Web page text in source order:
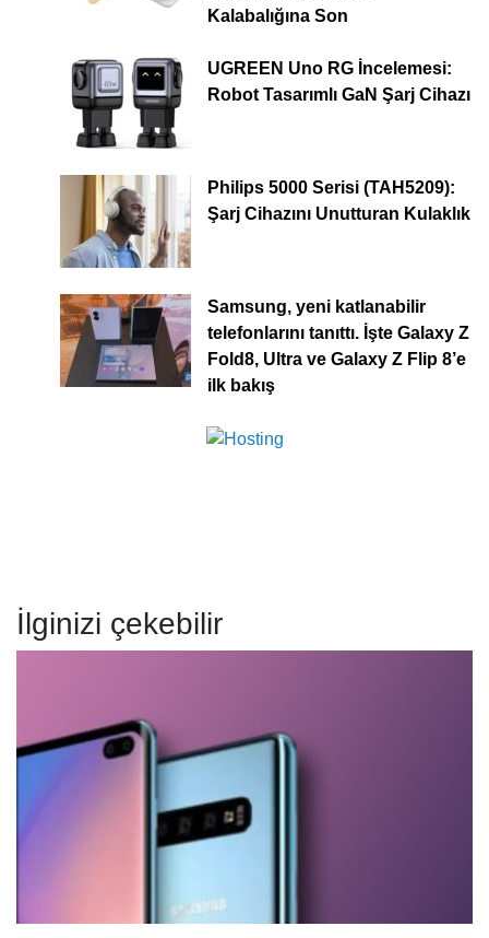
Kalabalığına Son
UGREEN Uno RG İncelemesi:
Robot Tasarımlı GaN Şarj Cihazı
Philips 5000 Serisi (TAH5209):
Şarj Cihazını Unutturan Kulaklık
Samsung, yeni katlanabilir
telefonlarını tanıttı. İşte Galaxy Z
Fold8, Ultra ve Galaxy Z Flip 8’e
ilk bakış
İlginizi çekebilir